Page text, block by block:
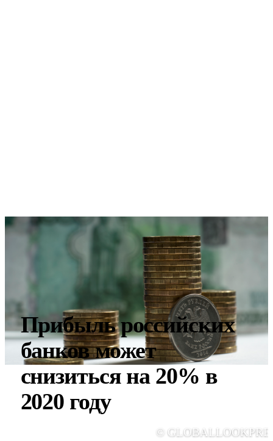
Прибыль российских
банков может
снизиться на 20% в
2020 году
©